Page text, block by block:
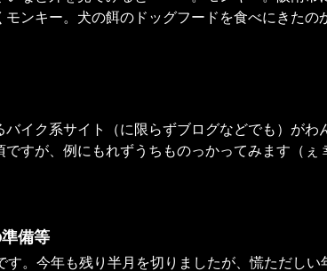
ンキー。犬の餌のドッグフードを食べにきたの
イク系サイト（に限らずブログなどでも）がわ
すが、例にもれずうちものっかってみます（ぇ
備等
す。今年も残り半月を切りましたが、慌ただしい